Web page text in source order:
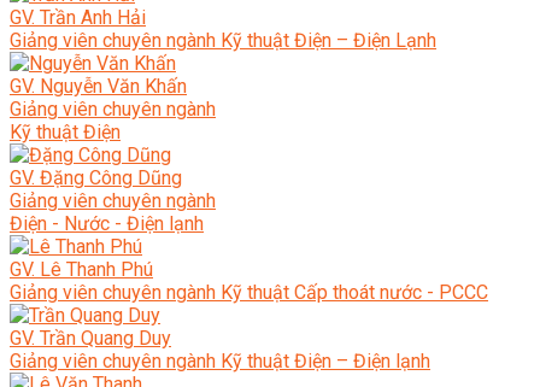
GV. Trần Anh Hải
Giảng viên chuyên ngành Kỹ thuật Điện – Điện Lạnh
GV. Nguyễn Văn Khấn
Giảng viên chuyên ngành
Kỹ thuật Điện
GV. Đặng Công Dũng
Giảng viên chuyên ngành
Điện - Nước - Điện lạnh
GV. Lê Thanh Phú
Giảng viên chuyên ngành Kỹ thuật Cấp thoát nước - PCCC
GV. Trần Quang Duy
Giảng viên chuyên ngành Kỹ thuật Điện – Điện lạnh